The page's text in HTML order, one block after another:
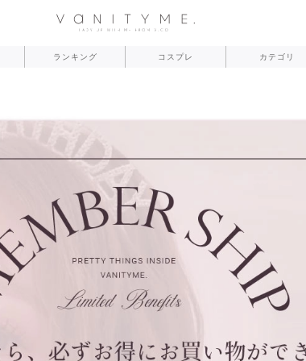
ランキング コスプレ カテゴリ